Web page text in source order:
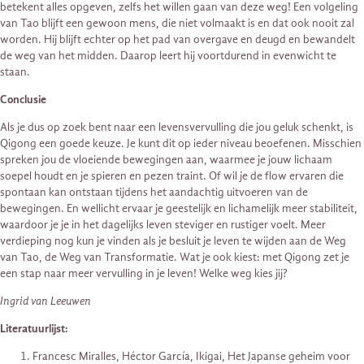
betekent alles opgeven, zelfs het willen gaan van deze weg! Een volgeling
van Tao blijft een gewoon mens, die niet volmaakt is en dat ook nooit zal
worden. Hij blijft echter op het pad van overgave en deugd en bewandelt
de weg van het midden. Daarop leert hij voortdurend in evenwicht te
staan.
Conclusie
Als je dus op zoek bent naar een levensvervulling die jou geluk schenkt, is
Qigong een goede keuze. Je kunt dit op ieder niveau beoefenen. Misschien
spreken jou de vloeiende bewegingen aan, waarmee je jouw lichaam
soepel houdt en je spieren en pezen traint. Of wil je de flow ervaren die
spontaan kan ontstaan tijdens het aandachtig uitvoeren van de
bewegingen. En wellicht ervaar je geestelijk en lichamelijk meer stabiliteit,
waardoor je je in het dagelijks leven steviger en rustiger voelt. Meer
verdieping nog kun je vinden als je besluit je leven te wijden aan de Weg
van Tao, de Weg van Transformatie. Wat je ook kiest: met Qigong zet je
een stap naar meer vervulling in je leven! Welke weg kies jij?
Ingrid van Leeuwen
Literatuurlijst:
Francesc Miralles, Héctor García, Ikigai, Het Japanse geheim voor